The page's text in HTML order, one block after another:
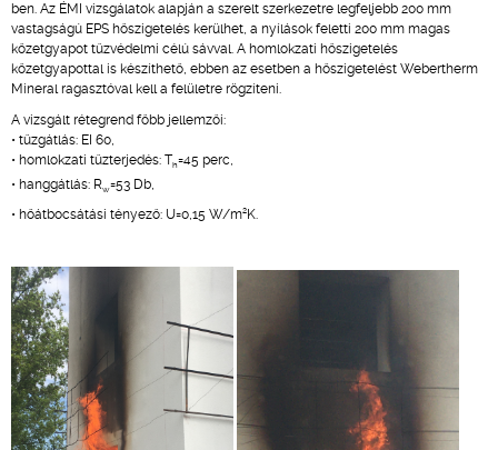
ben. Az ÉMI vizsgálatok alapján a szerelt szerkezetre legfeljebb 200 mm
vastagságú EPS hőszigetelés kerülhet, a nyílások feletti 200 mm magas
kőzetgyapot tűzvédelmi célú sávval. A homlokzati hőszigetelés
kőzetgyapottal is készíthető, ebben az esetben a hőszigetelést Webertherm
Mineral ragasztóval kell a felületre rögzíteni.
A vizsgált rétegrend főbb jellemzői:
• tűzgátlás: EI 60,
• homlokzati tűzterjedés: Th=45 perc,
• hanggátlás: Rw=53 Db,
• hőátbocsátási tényező: U=0,15 W/m2K.